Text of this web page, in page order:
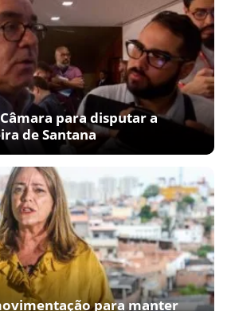
para disputar a
de Santana
para manter